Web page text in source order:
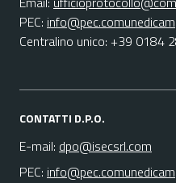
PEC:
Centralino unico: +39 0184
CONTATTI D.P.O.
E-mail: dpo@isecsrl.com
PEC: